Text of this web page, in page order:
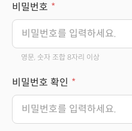
비밀번호
영문, 숫자 조합 8자리 이상
비밀번호 확인